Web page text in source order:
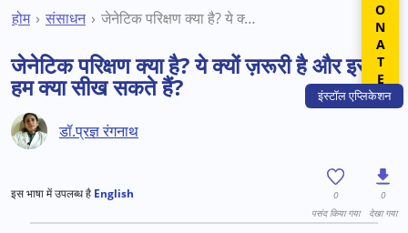
इंस्टॉलएप्लिकेशन
होम संसाधन जेनेटिक परिक्षण क्या है? ये क्यों ज़रूरी है और इससे हम क्या सीख सकते हैं?
जेनेटिक परिक्षण क्या है? ये क्यों ज़रूरी है और इससे
हम क्या सीख सकते हैं?
डॉ.प्रज्ञ रंगनाथ
इस भाषा में उपलब्ध है English
0
पसंद किया गया
0
देखा गया
DONATE